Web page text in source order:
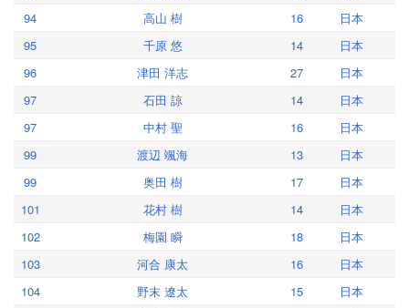
94
高山 樹 16
日本
95
千原 悠 14
日本
96
津田 洋志 27
日本
97
石田 諒 14
日本
97
中村 聖 16
日本
99
渡辺 颯海 13
日本
99
奥田 樹 17
日本
101
花村 樹 14
日本
102
梅園 瞬 18
日本
103
河合 康太 16
日本
104
野末 遼太 15
日本